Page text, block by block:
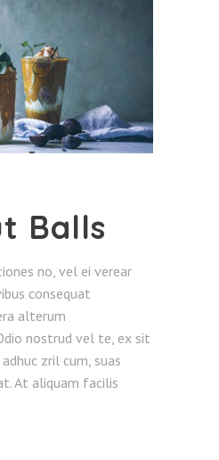
Balls
no, vel ei verear
consequat
alterum
nostrud vel te, ex sit
zril cum, suas
At aliquam facilis